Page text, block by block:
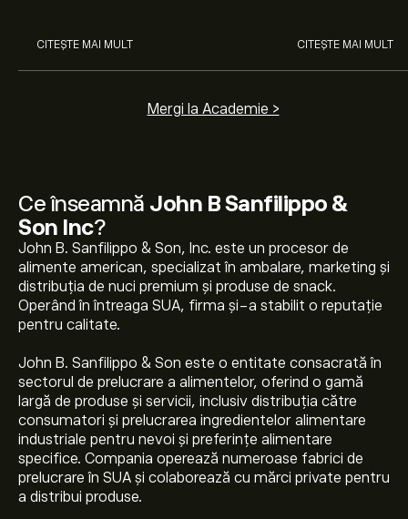
Ce înseamnă John B Sanfilippo &
Son Inc?
John B. Sanfilippo & Son, Inc. este un procesor de
alimente american, specializat în ambalare, marketing și
distribuția de nuci premium și produse de snack.
Operând în întreaga SUA, firma și-a stabilit o reputație
pentru calitate.
John B. Sanfilippo & Son este o entitate consacrată în
sectorul de prelucrare a alimentelor, oferind o gamă
largă de produse și servicii, inclusiv distribuția către
consumatori și prelucrarea ingredientelor alimentare
industriale pentru nevoi și preferințe alimentare
specifice. Compania operează numeroase fabrici de
prelucrare în SUA și colaborează cu mărci private pentru
a distribui produse.
CITEȘTE MAI MULT CITEȘTE MAI MULT
Mergi la Academie >